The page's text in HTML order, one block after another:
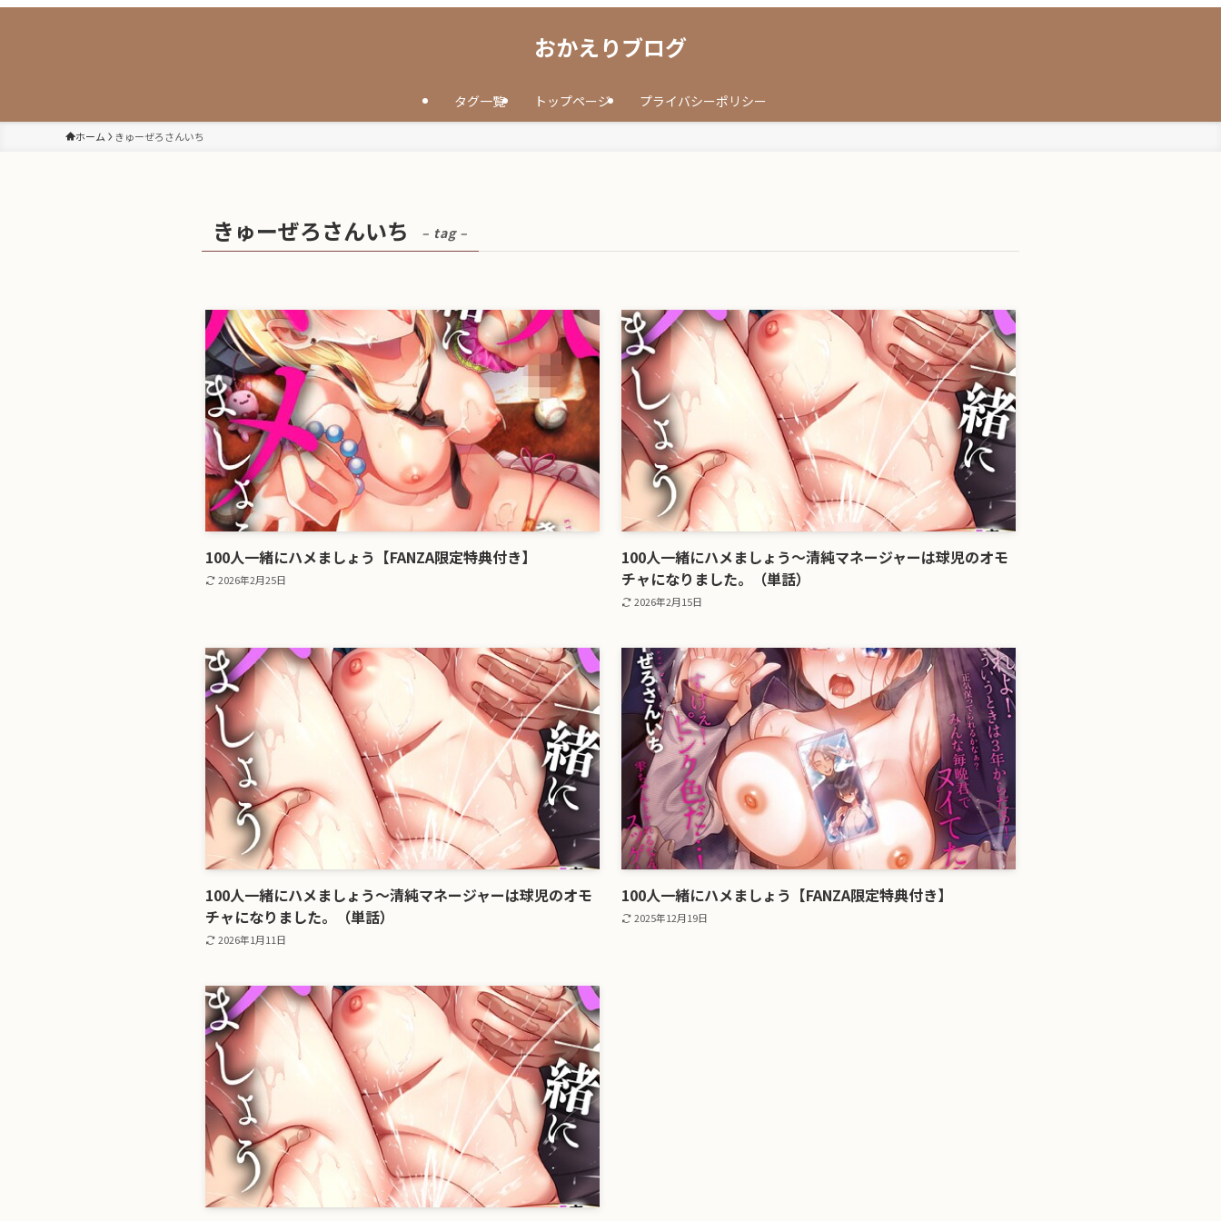
おかえりブログ
タグ一覧 トップページ プライバシーポリシー
ホーム きゅーぜろさんいち
きゅーぜろさんいち – tag –
100人一緒にハメましょう【FANZA限定特典付き】
2026年2月25日
100人一緒にハメましょう〜清純マネージャーは球児のオモ
チャになりました。（単話）
2026年2月15日
100人一緒にハメましょう〜清純マネージャーは球児のオモ
チャになりました。（単話）
2026年1月11日
100人一緒にハメましょう【FANZA限定特典付き】
2025年12月19日